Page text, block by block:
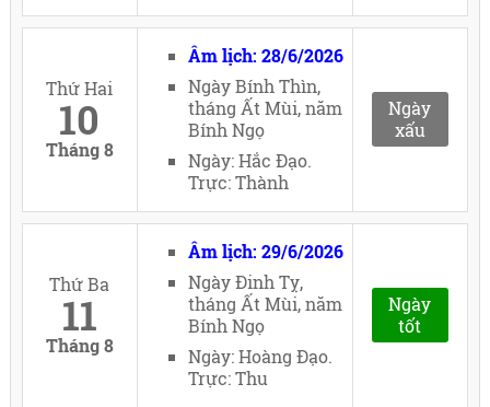
Thứ Hai
10
Tháng 8
Âm lịch: 28/6/2026
Ngày Bính Thìn,
tháng Ất Mùi, năm
Bính Ngọ
Ngày: Hắc Đạo.
Trực: Thành
Ngày
xấu
Thứ Ba
11
Tháng 8
Âm lịch: 29/6/2026
Ngày Đinh Tỵ,
tháng Ất Mùi, năm
Bính Ngọ
Ngày: Hoàng Đạo.
Trực: Thu
Ngày
tốt